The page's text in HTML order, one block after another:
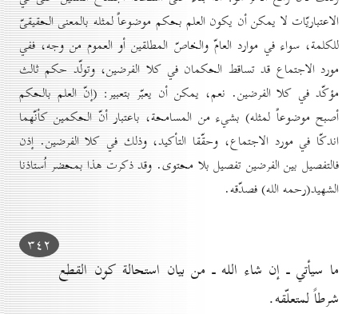
الاعتباريّات لا يمكن أن يكون العلم بحكم موضوعاً لمثله بالمعنى الحقيقىّ
للكلمة، سواء في موارد العامّ والخاصّ المطلقين أو العموم من وجه، ففي
مورد الاجتماع قد تساقط الحكمان في كلا الفرضين، وتولّد حكم ثالث
مؤكّد في كلا الفرضين. نعم، يمكن أن يعبّر بتعبير: (إنّ العلم بالحكم
أصبح موضوعاً لمثله) بشيء من المسامحة، باعتبار أنّ الحكمين كأنّهما
اندكّا في مورد الاجتماع، وحقّقا التأكيد، وذلك في كلا الفرضين. إذن
فالتفصيل بين الفرضين تفصيل بلا محتوى. وقد ذكرت هذا بمحضر اُستاذنا
الشهيد(رحمه الله) فصدّقه.
۳٤۲
ما سيأتي ـ إن شاء الله ـ من بيان استحالة كون القطع
شرطاً لمتعلّقه.